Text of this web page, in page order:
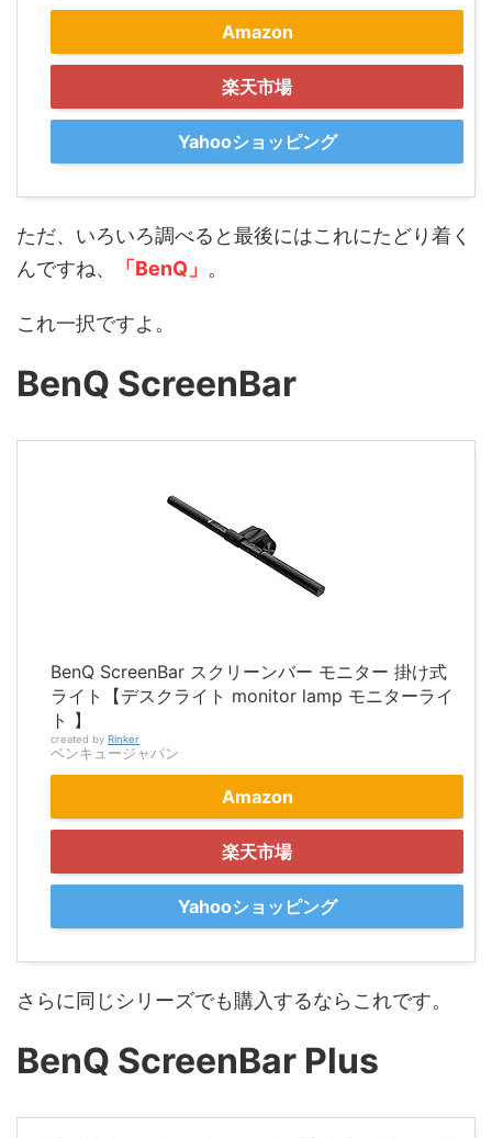
Amazon
楽天市場
Yahooショッピング
ただ、いろいろ調べると最後にはこれにたどり着く
んですね、
「BenQ」 。
これ一択ですよ。
BenQ ScreenBar
BenQ ScreenBar スクリーンバー モニター 掛け式
ライト【デスクライト monitor lamp モニターライ
ト 】
created by Rinker
ベンキュージャパン
Amazon
楽天市場
Yahooショッピング
さらに同じシリーズでも購入するならこれです。
BenQ ScreenBar Plus